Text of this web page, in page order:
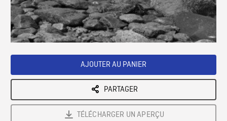
/ Loaded:
Playback
AJOUTER AU PANIER
PARTAGER
TÉLÉCHARGER UN APERÇU